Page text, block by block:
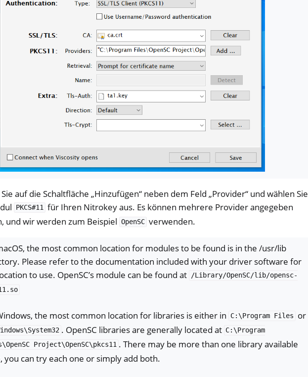
auf die Schaltfläche „Hinzufügen“ neben dem Feld „Provider“ und wählen Sie
PKCS#11 für Ihren Nitrokey aus. Es können mehrere Provider angegeben
und wir werden zum Beispiel OpenSC verwenden.
the most common location for modules to be found is in the /usr/lib
Please refer to the documentation included with your driver software for
to use. OpenSC’s module can be found at /Library/OpenSC/lib/opensc-
the most common location for libraries is either in C:\Program Files or
. OpenSC libraries are generally located at C:\Program
Project\OpenSC\pkcs11 . There may be more than one library available
you can try each one or simply add both.